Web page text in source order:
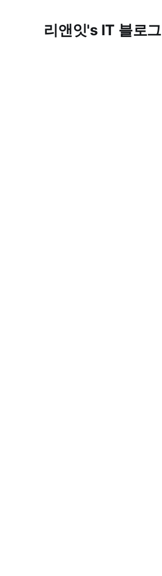
리앤잇's IT 블로그